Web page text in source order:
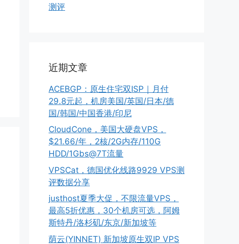
测评
近期文章
ACEBGP：原生住宅双ISP｜月付
29.8元起，机房美国/英国/日本/德
国/韩国/中国香港/印尼
CloudCone，美国大硬盘VPS，
$21.66/年，2核/2G内存/110G
HDD/1Gbs@7T流量
VPSCat，德国优化线路9929 VPS测
评数据分享
justhost夏季大促，不限流量VPS，
最高5折优惠，30个机房可选，阿姆
斯特丹/洛杉矶/东京/新加坡等
荫云(YINNET) 新加坡原生双IP VPS